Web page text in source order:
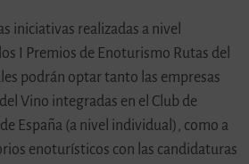
iniciativas realizadas a nivel
I Premios de Enoturismo Rutas del
podrán optar tanto las empresas
Vino integradas en el Club de
España (a nivel individual), como a
enoturísticos con las candidaturas